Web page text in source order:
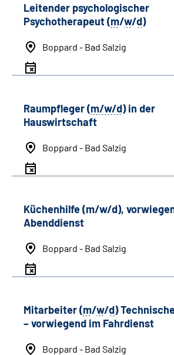
Leitender psychologischer
Psychotherapeut (m/w/d)
Boppard - Bad Salzig
Raumpfleger (m/w/d) in der
Hauswirtschaft
Boppard - Bad Salzig
Küchenhilfe (m/w/d),
Abenddienst
Boppard - Bad Salzig
Mitarbeiter (m/w/d)
– vorwiegend im Fahrdienst
Boppard - Bad Salzig